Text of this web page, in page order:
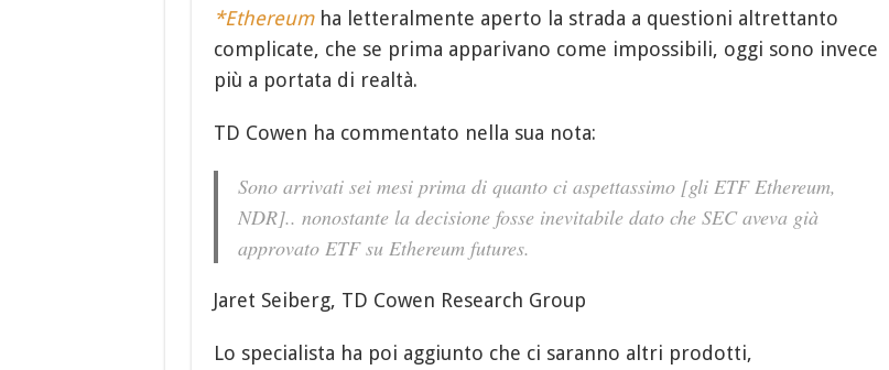
*Ethereumha letteralmente aperto la strada a questioni altrettanto
complicate, che se prima apparivano come impossibili, oggi sono invece
più a portata di realtà.
TD Cowen ha commentato nella sua nota:
Sono arrivati sei mesi prima di quanto ci aspettassimo [gli ETF Ethereum,
NDR].. nonostante la decisione fosse inevitabile dato che SEC aveva già
approvato ETF su Ethereum futures.
Jaret Seiberg, TD Cowen Research Group
Lo specialista ha poi aggiunto che ci saranno altri prodotti,